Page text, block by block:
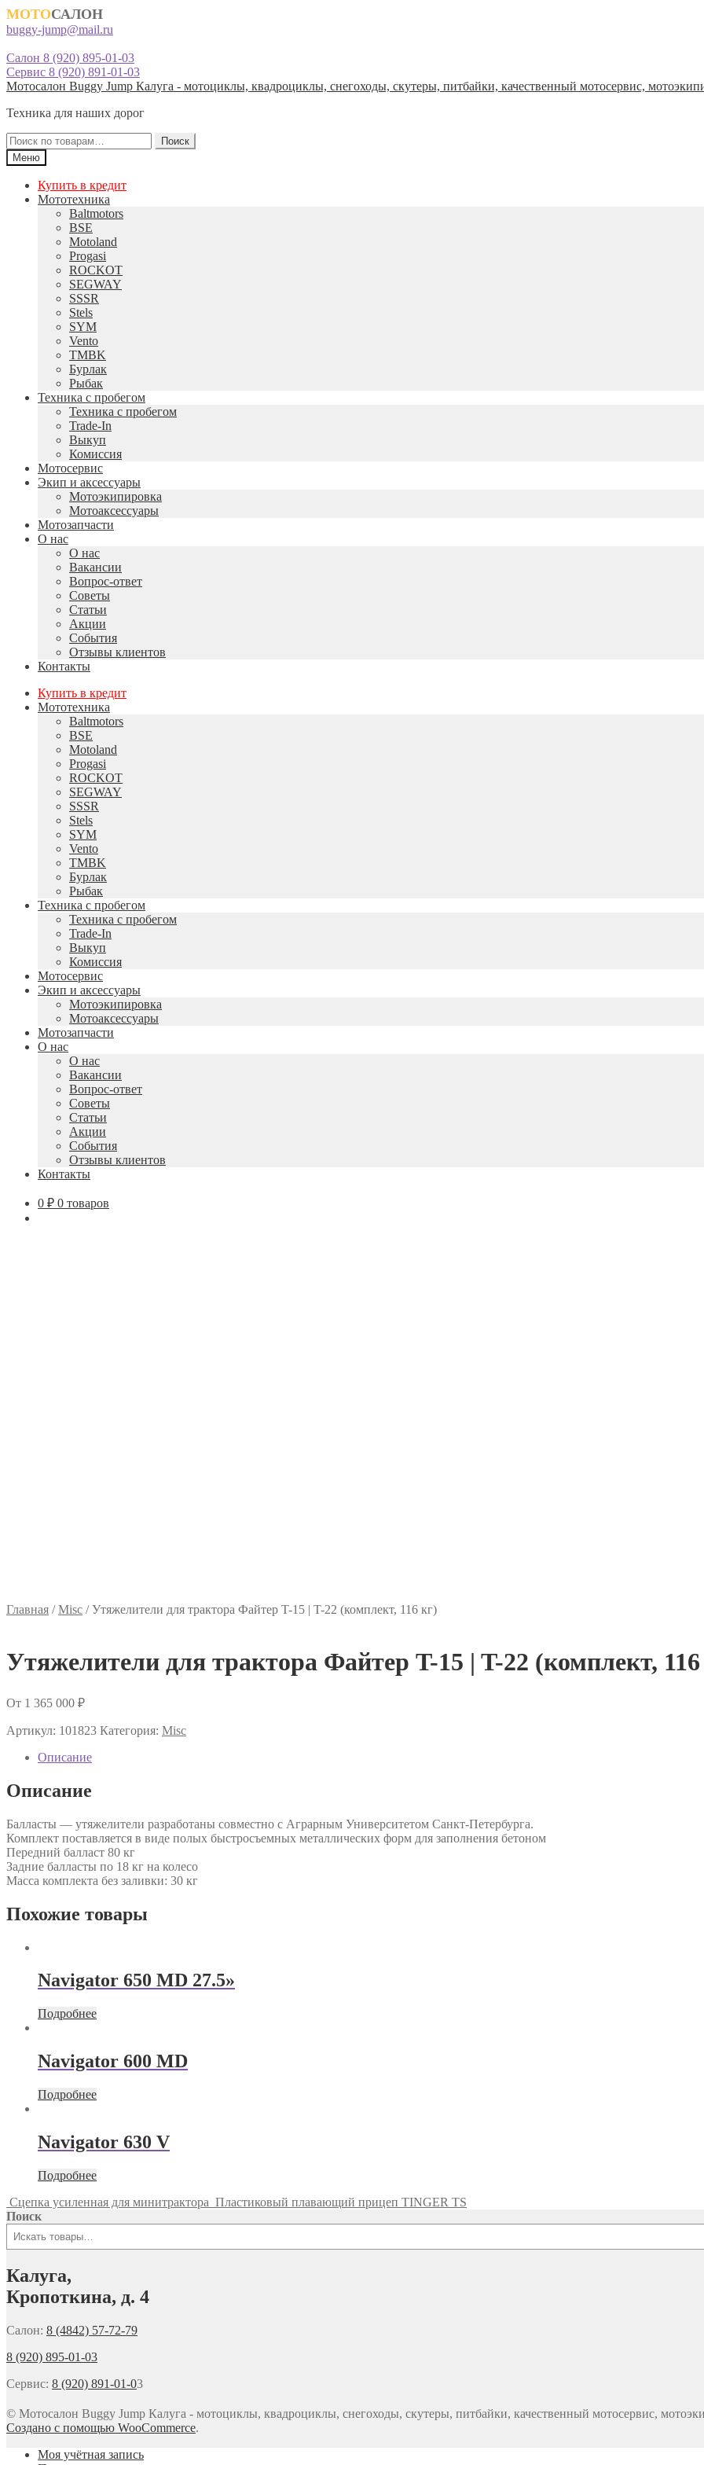
МОТОСАЛОН
buggy-jump@mail.ru
Салон 8 (920) 895-01-03
Сервис 8 (920) 891-01-03
Перейти
навигации
Перейти
содержимому
Мотосалон Buggy Jump Калуга - мотоциклы, квадроциклы, снегоходы, скутеры, питбайки, качественный мотосервис,
Техника для наших дорог
Искать:
Поиск
Меню
Купить в кредит
Мототехника
Baltmotors
BSE
Motoland
Progasi
ROCKOT
SEGWAY
SSSR
Stels
SYM
Vento
TMBK
Бурлак
Рыбак
Техника с пробегом
Техника с пробегом
Trade-In
Выкуп
Комиссия
Мотосервис
Экип и аксессуары
Мотоэкипировка
Мотоаксессуары
Мотозапчасти
О нас
О нас
Вакансии
Вопрос-ответ
Советы
Статьи
Акции
События
Отзывы клиентов
Контакты
Купить в кредит
Мототехника
Baltmotors
BSE
Motoland
Progasi
ROCKOT
SEGWAY
SSSR
Stels
SYM
Vento
TMBK
Бурлак
Рыбак
Техника с пробегом
Техника с пробегом
Trade-In
Выкуп
Комиссия
Мотосервис
Экип и аксессуары
Мотоэкипировка
Мотоаксессуары
Мотозапчасти
О нас
О нас
Вакансии
Вопрос-ответ
Советы
Статьи
Акции
События
Отзывы клиентов
Контакты
0 ₽ 0 товаров
Главная /Misc /Утяжелители для трактора Файтер T-15 | T-22 (комплект, 116 кг)
Утяжелители для трактора Файтер T-15 | T-22 (комплект,
От 1 365 000 ₽
Артикул: 101823 Категория: Misc
Описание
Описание
Балласты — утяжелители разработаны совместно с Аграрным Университетом Санкт-Петербурга.
Комплект поставляется в виде полых быстросъемных металлических форм для заполнения бетоном
Передний балласт 80 кг
Задние балласты по 18 кг на колесо
Масса комплекта без заливки: 30 кг
Похожие товары
Navigator 650 MD 27.5»
Подробнее
Navigator 600 MD
Подробнее
Navigator 630 V
Подробнее
Сцепка усиленная для минитрактора Пластиковый плавающий прицеп TINGER TS
Поиск
Калуга,
Кропоткина, д. 4
Салон: 8 (4842) 57-72-79
8 (920) 895-01-03
Сервис: 8 (920) 891-01-03
© Мотосалон Buggy Jump Калуга - мотоциклы, квадроциклы, снегоходы, скутеры, питбайки, качественный мотосервис,
Создано с помощью WooCommerce.
Моя учётная запись